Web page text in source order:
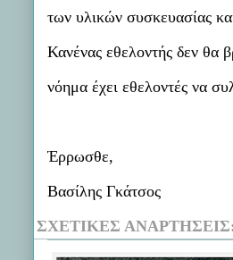
των υλικών συσκευασίας
Κανένας εθελοντής δεν θα
νόημα έχει εθελοντές να
Έρρωσθε,
Βασίλης Γκάτσος
ΣΧΕΤΙΚΈΣ